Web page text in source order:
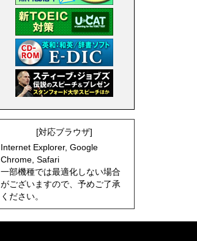
[対応ブラウザ]
Internet Explorer, Google
Chrome, Safari
一部機種では最適化しない場合
がございますので、予めご了承
ください。